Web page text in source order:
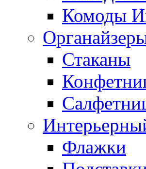
Комоды
Стаканы
Флажки